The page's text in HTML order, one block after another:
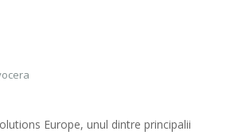
Europe, unul dintre principalii